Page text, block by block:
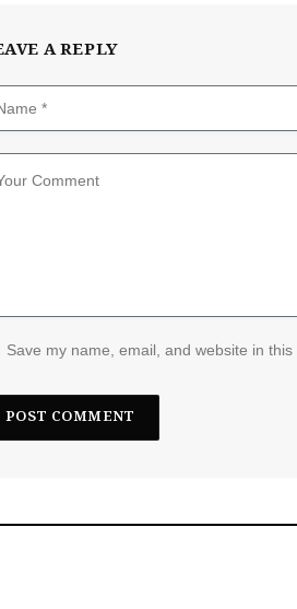
A REPLY
Save my name, email, and website in